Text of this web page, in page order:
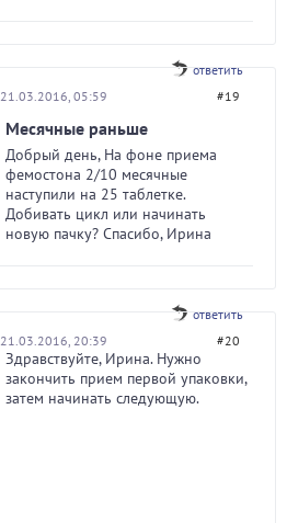
ответить
21.03.2016, 05:59 #19
Месячные раньше
Добрый день, На фоне приема
фемостона 2/10 месячные
наступили на 25 таблетке.
Добивать цикл или начинать
новую пачку? Спасибо, Ирина
ответить
21.03.2016, 20:39 #20
Здравствуйте, Ирина. Нужно
закончить прием первой упаковки,
затем начинать следующую.